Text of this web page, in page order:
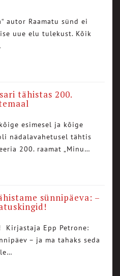
autor Raamatu sünd ei
uue elu tulekust. Kõik
tähistas 200.
esimesel ja kõige
nädalavahetusel tähtis
200. raamat „Minu…
sünnipäeva: –
Kirjastaja Epp Petrone:
– ja ma tahaks seda